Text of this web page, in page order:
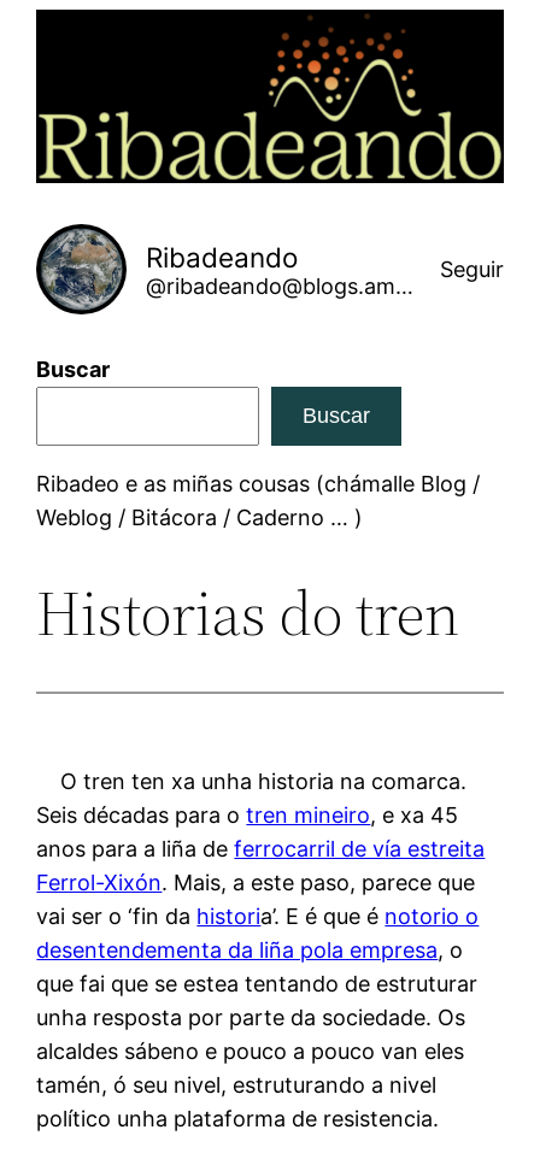
Ribadeando
@ribadeando@blogs.amarinha.gal
Seguir
Buscar
Buscar
Ribadeo e as miñas cousas (chámalle Blog /
Weblog / Bitácora / Caderno … )
Historias do tren
O tren ten xa unha historia na comarca.
Seis décadas para otren mineiro, e xa 45
anos para a liña deferrocarril de vía estreita
Ferrol-Xixón. Mais, a este paso, parece que
vai ser o ‘fin da historia’. E é que é notorio o
desentendementa da liña pola empresa, o
que fai que se estea tentando de estruturar
unha resposta por parte da sociedade. Os
alcaldes sábeno e pouco a pouco van eles
tamén, ó seu nivel, estruturando a nivel
político unha plataforma de resistencia.